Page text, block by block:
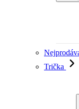
Trička